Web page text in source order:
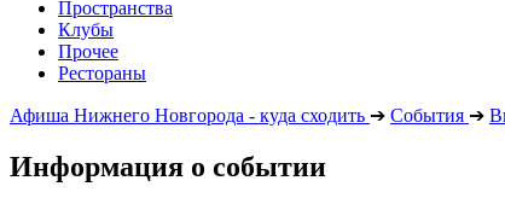
Пространства
Клубы
Прочее
Рестораны
Афиша Нижнего Новгорода - куда сходить ➔ События ➔
Информация о событии